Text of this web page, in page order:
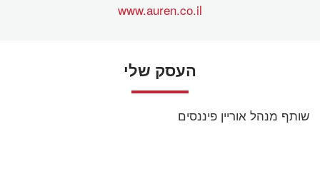
www.auren.co.il
העסק שלי
שותף מנהל אוריין פיננסים